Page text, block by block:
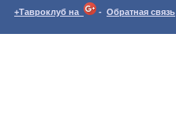
+Тавроклуб на - Обратная связь